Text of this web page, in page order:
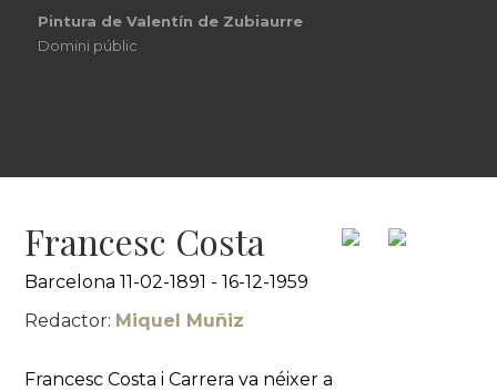
Pintura de Valentín de Zubiaurre
Domini públic
Francesc Costa
Barcelona 11-02-1891 - 16-12-1959
Redactor: Miquel Muñiz
Francesc Costa i Carrera va néixer a